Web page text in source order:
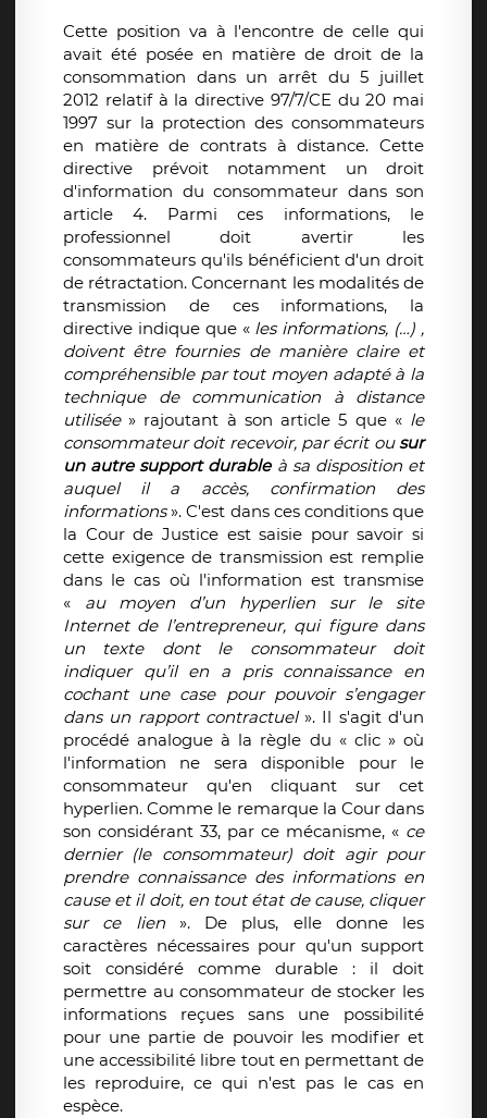
Cette position va à l'encontre de celle qui
avait été posée en matière de droit de la
consommation dans un arrêt du 5 juillet
2012 relatif à la directive 97/7/CE du 20 mai
1997 sur la protection des consommateurs
en matière de contrats à distance. Cette
directive prévoit notamment un droit
d'information du consommateur dans son
article 4. Parmi ces informations, le
professionnel doit avertir les
consommateurs qu'ils bénéficient d'un droit
de rétractation. Concernant les modalités de
transmission de ces informations, la
directive indique que « les informations, (…) ,
doivent être fournies de manière claire et
compréhensible par tout moyen adapté à la
technique de communication à distance
utilisée» rajoutant à son article 5 que « le
consommateur doit recevoir, par écrit ousur
un autre support durableà sa disposition et
auquel il a accès, confirmation des
informations». C'est dans ces conditions que
la Cour de Justice est saisie pour savoir si
cette exigence de transmission est remplie
dans le cas où l'information est transmise
« au moyen d’un hyperlien sur le site
Internet de l’entrepreneur, qui figure dans
un texte dont le consommateur doit
indiquer qu’il en a pris connaissance en
cochant une case pour pouvoir s’engager
dans un rapport contractuel». Il s'agit d'un
procédé analogue à la règle du « clic » où
l'information ne sera disponible pour le
consommateur qu'en cliquant sur cet
hyperlien. Comme le remarque la Cour dans
son considérant 33, par ce mécanisme, « ce
dernier (le consommateur) doit agir pour
prendre connaissance des informations en
cause et il doit, en tout état de cause, cliquer
sur ce lien». De plus, elle donne les
caractères nécessaires pour qu'un support
soit considéré comme durable : il doit
permettre au consommateur de stocker les
informations reçues sans une possibilité
pour une partie de pouvoir les modifier et
une accessibilité libre tout en permettant de
les reproduire, ce qui n'est pas le cas en
espèce.